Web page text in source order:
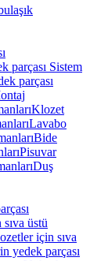
parçası Sistem
parçası
Klozet
Lavabo
Bide
Pisuvar
Duş
üstü
için sıva
yedek parçası